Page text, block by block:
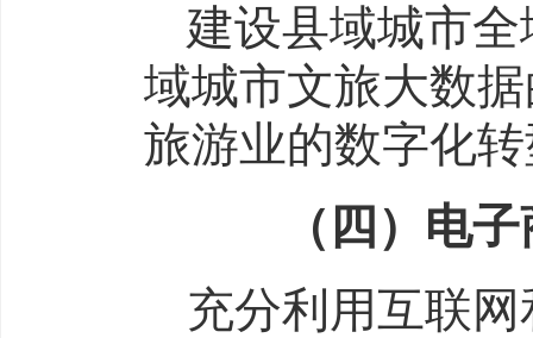
建设县域城市
域城市文旅大数
旅游业的数字化
（四）电子
充分利用互联